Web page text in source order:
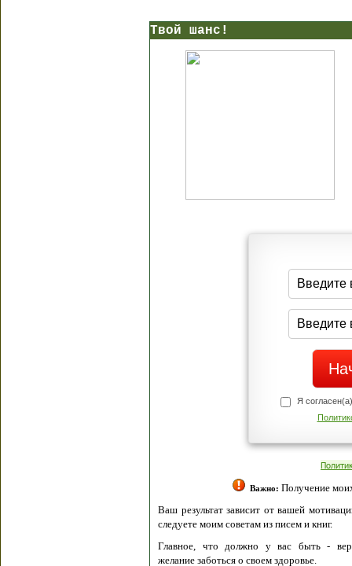
Твой шанс!
Я
Важно: Получение
Ваш результат зависит от вашей
следуете моим советам из писем и книг.
Главное, что должно у вас быть -
желание заботься о своем здоровье.